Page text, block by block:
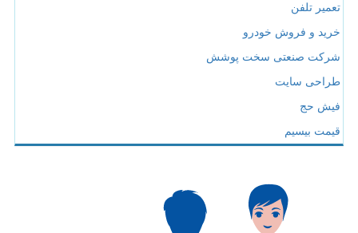
تعمیر تلفن
خرید و فروش خودرو
شرکت صنعتی سخت پوشش
طراحی سایت
فیش حج
قیمت بیسیم